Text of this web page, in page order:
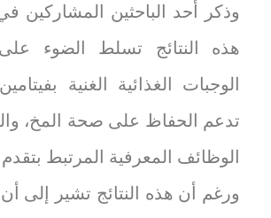
وذكر أحد الباحثين المشاركين
هذه النتائج تسلط الضوء
الوجبات الغذائية الغنية
تدعم الحفاظ على صحة المخ،
الوظائف المعرفية المرتبط
ورغم أن هذه النتائج تشير إلى